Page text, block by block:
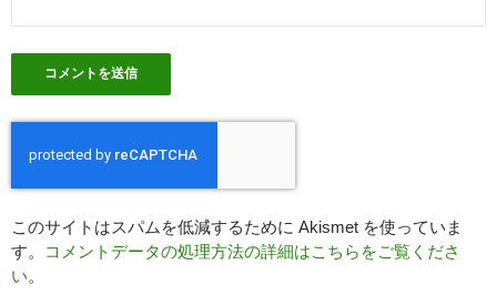
このサイトはスパムを低減するために Akismet を使っていま
す。
コメントデータの処理方法の詳細はこちらをご覧くださ
い。